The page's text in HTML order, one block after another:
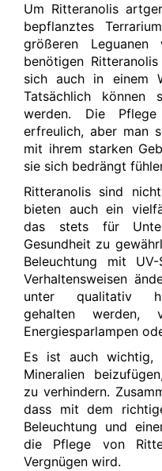
Um Ritteranolis
bepflanztes
größeren
benötigen
sich auch in einem
Tatsächlich können
werden. Die
erfreulich, aber man
mit ihrem starken
sie sich bedrängt
Ritteranolis sind
bieten auch ein
das stets für
Gesundheit zu
Beleuchtung mit UV-
Verhaltensweisen
unter qualitativ
gehalten werden,
Energiesparlampen
Es ist auch wichtig,
Mineralien
zu verhindern.
dass mit dem
Beleuchtung und
die Pflege von
Vergnügen wird.